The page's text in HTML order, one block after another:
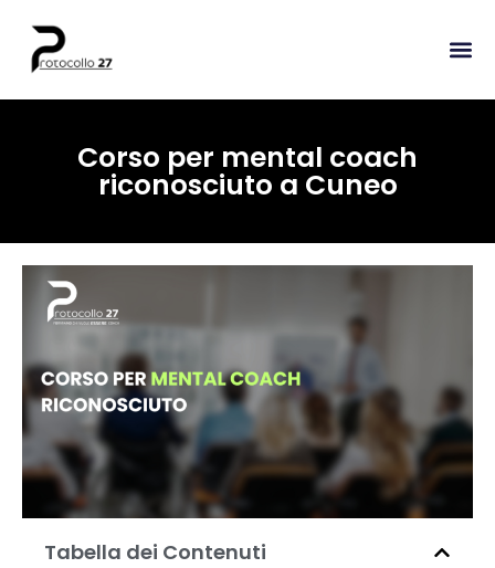
Corso per mental coach
riconosciuto a Cuneo
Tabella dei Contenuti